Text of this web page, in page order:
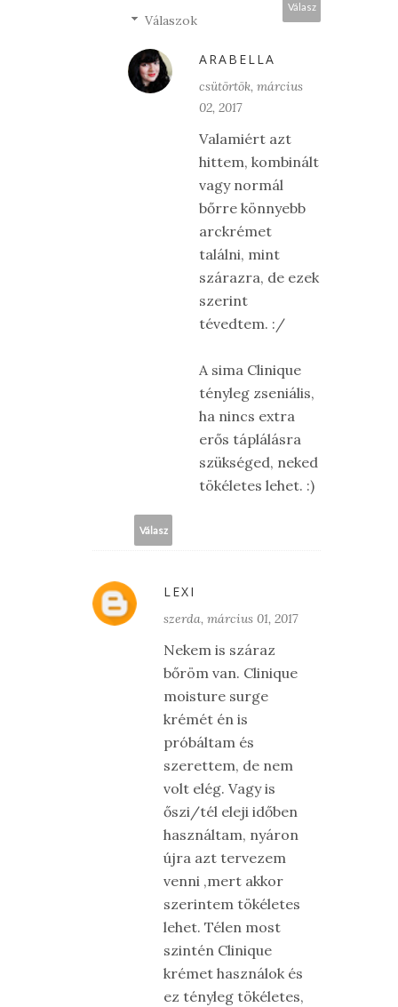
Válasz
Válaszok
ARABELLA
csütörtök, március
02, 2017
Valamiért azt
hittem, kombinált
vagy normál
bőrre könnyebb
arckrémet
találni, mint
szárazra, de ezek
szerint
tévedtem. :/
A sima Clinique
tényleg zseniális,
ha nincs extra
erős táplálásra
szükséged, neked
tökéletes lehet. :)
Válasz
LEXI
szerda, március 01, 2017
Nekem is száraz
bőröm van. Clinique
moisture surge
krémét én is
próbáltam és
szerettem, de nem
volt elég. Vagy is
őszi/tél eleji időben
használtam, nyáron
újra azt tervezem
venni ,mert akkor
szerintem tökéletes
lehet. Télen most
szintén Clinique
krémet használok és
ez tényleg tökéletes,